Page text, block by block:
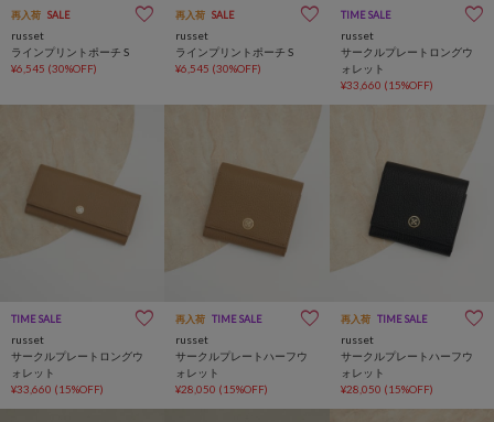
再入荷 SALE
russet
ラインプリントポーチ S
¥6,545 (30%OFF)
再入荷 SALE
russet
ラインプリントポーチ S
¥6,545 (30%OFF)
TIME SALE
russet
サークルプレートロングウ
ォレット
¥33,660 (15%OFF)
TIME SALE
russet
サークルプレートロングウ
ォレット
¥33,660 (15%OFF)
再入荷 TIME SALE
russet
サークルプレートハーフウ
ォレット
¥28,050 (15%OFF)
再入荷 TIME SALE
russet
サークルプレートハーフウ
ォレット
¥28,050 (15%OFF)